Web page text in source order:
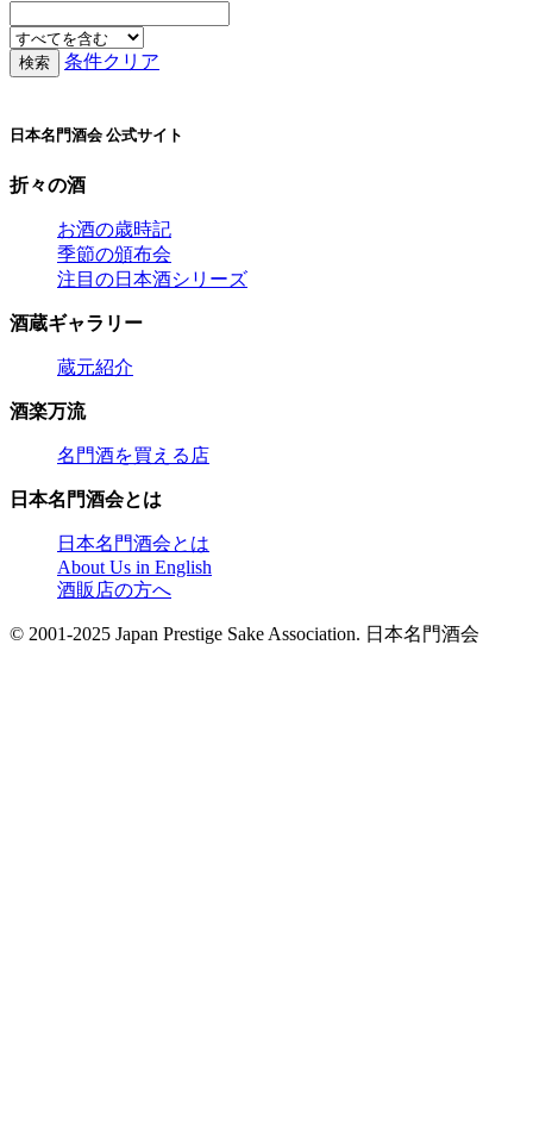
条件クリア
日本名門酒会 公式サイト
折々の酒
お酒の歳時記
季節の頒布会
注目の日本酒シリーズ
酒蔵ギャラリー
蔵元紹介
酒楽万流
名門酒を買える店
日本名門酒会とは
日本名門酒会とは
About Us in English
酒販店の方へ
© 2001-2025 Japan Prestige Sake Association. 日本名門酒会